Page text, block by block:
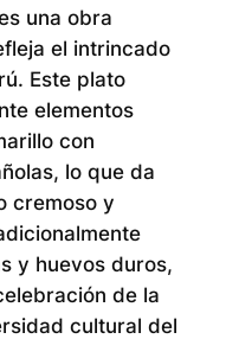
una obra
el intrincado
Este plato
elementos
con
lo que da
cremoso y
y huevos duros,
de la
cultural del